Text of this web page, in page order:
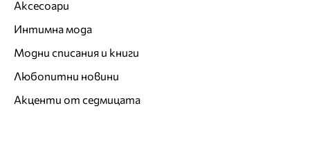
Аксесоари
Интимна мода
Модни списания и книги
Любопитни новини
Акценти от седмицата